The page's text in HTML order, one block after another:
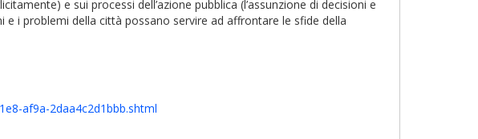
e sui processi dell’azione pubblica (l’assunzione di decisioni e
e i problemi della città possano servire ad affrontare le sfide della
af9a-2daa4c2d1bbb.shtml